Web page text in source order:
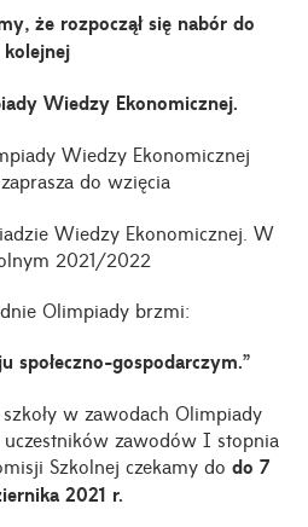
że rozpoczął się nabór do
kolejnej
Wiedzy Ekonomicznej.
Wiedzy Ekonomicznej
do wzięcia
Wiedzy Ekonomicznej. W
2021/2022
Olimpiady brzmi:
społeczno-gospodarczym.”
szkoły w zawodach Olimpiady
zawodów I stopnia
Szkolnej czekamy do do 7
2021 r.